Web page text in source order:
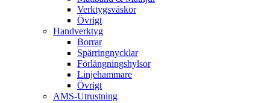
Verktygsväskor
Övrigt
Handverktyg
Borrar
Spärringnycklar
Förlängningshylsor
Linjehammare
Övrigt
AMS-Utrustning